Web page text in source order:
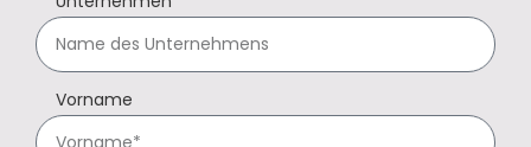
Vorname